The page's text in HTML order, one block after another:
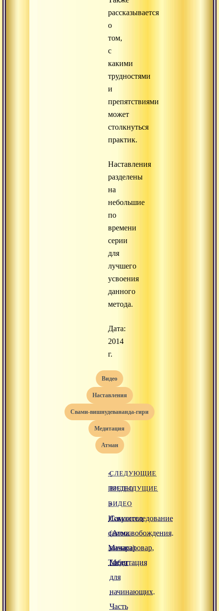
рассказывается
о
том,
с
какими
трудностями
и
препятствиями
может
столкнуться
практик.
Наставления
разделены
на
небольшие
по
времени
серии
для
лучшего
усвоения
данного
метода.
Дата:
2014
г.
видео
наставления
свами-вишнудевананда-гири
медитация
атман
«
ПРЕДЫДУЩИЕ
ВИДЕО
Искусство
самоосвобождения.
Манасаровар,
Тибет
СЛЕДУЮЩИЕ
ВИДЕО
»
Самоисследование
(Атма-
вичара).
Медитация
для
начинающих.
Часть